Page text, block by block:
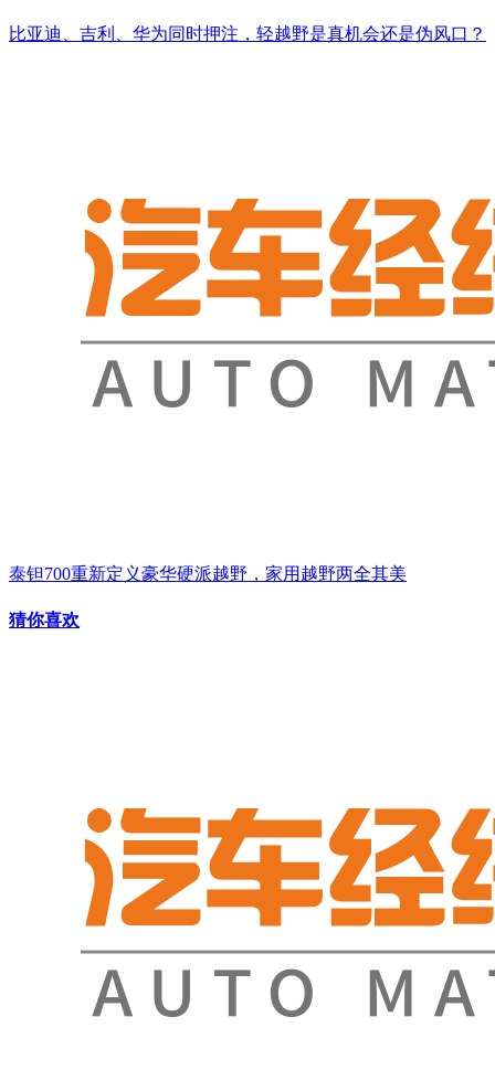
比亚迪、吉利、华为同时押注，轻越野是真机会还是伪风口？
泰钽700重新定义豪华硬派越野，家用越野两全其美
猜你喜欢